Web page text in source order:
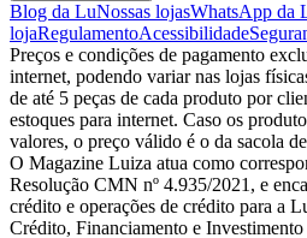
Blog da LuNossas lojasWhatsApp da
lojaRegulamentoAcessibilidade
Preços e condições de pagamento
internet, podendo variar nas lojas
de até 5 peças de cada produto por
estoques para internet. Caso os
valores, o preço válido é o da sacola
O Magazine Luiza atua como
Resolução CMN nº 4.935/2021, e
crédito e operações de crédito para a
Crédito, Financiamento e